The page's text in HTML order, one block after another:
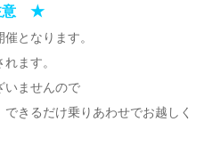
意 ★
となります。
ます。
いませんので
きるだけ乗りあわせでお越しく